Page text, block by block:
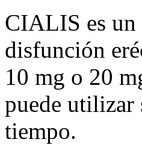
CIALIS es un
disfunción
10 mg o 20
puede utilizar
tiempo.